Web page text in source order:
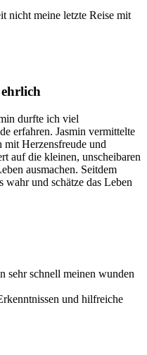
nicht meine letzte Reise mit
durfte ich viel
erfahren. Jasmin vermittelte
mit Herzensfreude und
auf die kleinen, unscheibaren
ausmachen. Seitdem
wahr und schätze das Leben
sehr schnell meinen wunden
und hilfreiche